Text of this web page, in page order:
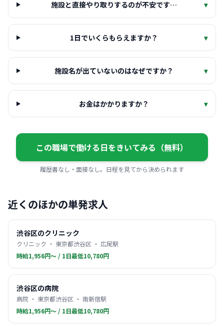
施設と直接やり取りするのが不安です… ▾
1日でいくらもらえますか？ ▾
施設名が出ていないのはなぜですか？ ▾
お金はかかりますか？ ▾
この職場で働ける日をきいてみる（無料）
履歴書なし・面接なし。日程を見てから決められます
近くのほかの単発求人
渋谷区のクリニック
クリニック ・ 東京都渋谷区 ・ 広尾駅
時給1,956円〜 / 1日最低10,780円
渋谷区の病院
病院 ・ 東京都渋谷区 ・ 南新宿駅
時給1,956円〜 / 1日最低10,780円